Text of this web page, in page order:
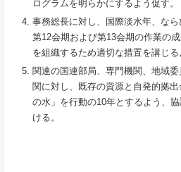
ログラムを明らかにするよう促す。
事務総長に対し、国際淡水年、な
第12会期および第13会期の作業の
を組織するため適切な措置を講じる
関連の国連部局、専門機関、地域
関に対し、既存の資源と自発的拠
の水」を行動の10年とするよう、
ける。